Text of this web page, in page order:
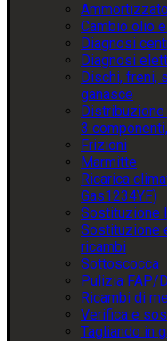
Cambio olio
Diagnosi
Diagnosi
Dischi, freni,
ganasce
Distribuzione
3
Frizioni
Marmitte
Ricarica
Gas1234YF)
Sostituzione
Sostituzione
ricambi
Sottoscocca
Pulizia FAP/
Ricambi di
Verifica e
Tagliando in